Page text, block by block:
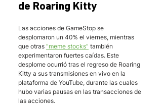
de Roaring Kitty
Las acciones de GameStop se
desplomaron un 40% el viernes, mientras
que otras "meme stocks" también
experimentaron fuertes caídas. Este
desplome ocurrió tras el regreso de Roaring
Kitty a sus transmisiones en vivo en la
plataforma de YouTube, durante las cuales
hubo varias pausas en las transacciones de
las acciones.